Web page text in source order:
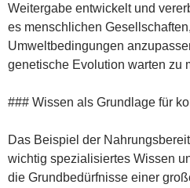
Weitergabe entwickelt und
es menschlichen
Umweltbedingungen
genetische Evolution warten zu
### Wissen als Grundlage für
Das Beispiel der
wichtig spezialisiertes Wissen
die Grundbedürfnisse einer